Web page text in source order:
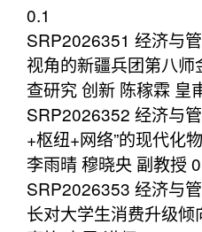
0.1
SRP2026351 经济与
视角的新疆兵团第八
查研究 创新 陈稼霖 皇
SRP2026352 经济与
+枢纽+网络”的现代化
李雨晴 穆晓央 副教授
SRP2026353 经济与
长对大学生消费升级